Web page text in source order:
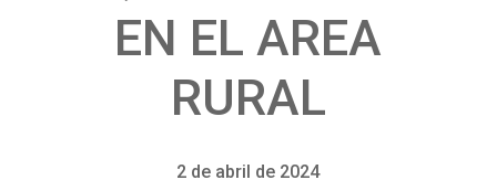
EN EL AREA
RURAL
2 de abril de 2024